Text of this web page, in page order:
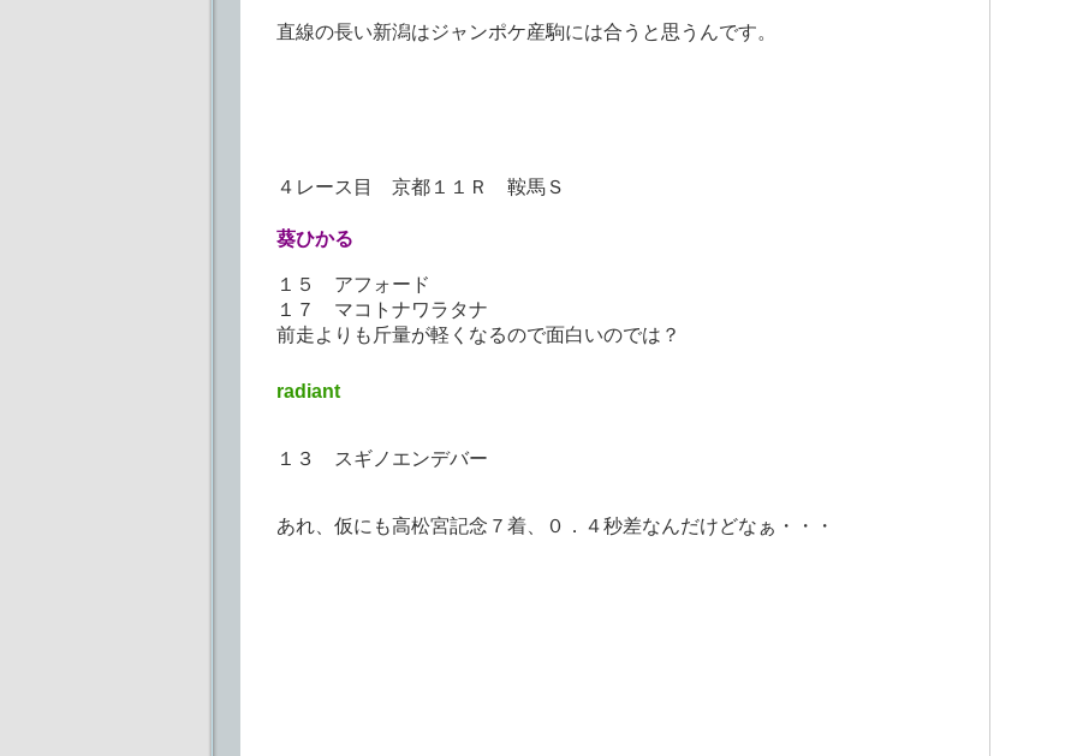
直線の長い新潟はジャンポケ産駒には合うと思うんです。
４レース目 京都１１Ｒ 鞍馬Ｓ
葵ひかる
１５ アフォード
１７ マコトナワラタナ
前走よりも斤量が軽くなるので面白いのでは？
radiant
１３ スギノエンデバー
あれ、仮にも高松宮記念７着、０．４秒差なんだけどなぁ・・・